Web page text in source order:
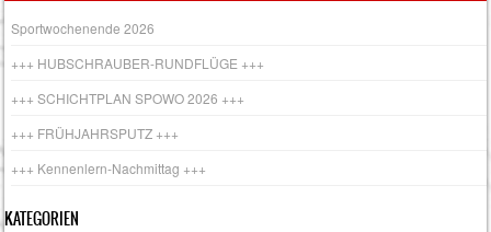
Sportwochenende 2026
+++ HUBSCHRAUBER-RUNDFLÜGE +++
+++ SCHICHTPLAN SPOWO 2026 +++
+++ FRÜHJAHRSPUTZ +++
+++ Kennenlern-Nachmittag +++
KATEGORIEN